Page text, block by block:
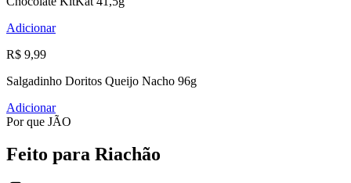
Adicionar
R$ 9,99
Salgadinho Doritos Queijo Nacho 96g
Adicionar
Por que JÃO
Feito para Riachão